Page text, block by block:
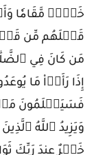
مَن كَانَ فِي
إِذَا رَأَوۡاْ مَا
وَيَزِيدُ ٱللَّهُ